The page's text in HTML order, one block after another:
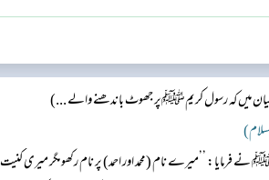
میں کہ رسول کریمﷺپر جھوٹ باندھنے والے ...)
’’میرے نام (محمد اور احمد) پر نام رکھو مگر میری کنیت